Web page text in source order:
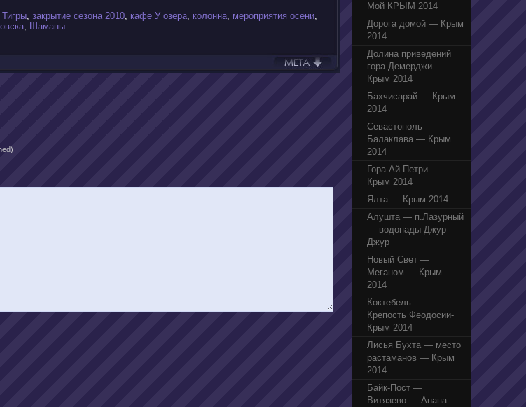
, закрытие сезона 2010, кафе У озера, колонна, мероприятия осени,
, Шаманы
Мой КРЫМ 2014
Дорога домой — Крым
2014
Долина приведений
гора Демерджи —
Крым 2014
Бахчисарай — Крым
2014
Севастополь —
Балаклава — Крым
2014
Гора Ай-Петри —
Крым 2014
Ялта — Крым 2014
Алушта — п.Лазурный
— водопады Джур-
Джур
Новый Свет —
Меганом — Крым
2014
Коктебель —
Крепость Феодосии-
Крым 2014
Лисья Бухта — место
растаманов — Крым
2014
Байк-Пост —
Витязево — Анапа —